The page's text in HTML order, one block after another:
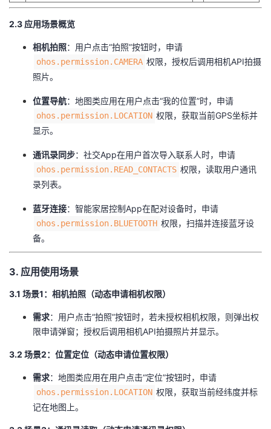
​2.3 应用场景概览​
​相机拍照​​：用户点击“拍照”按钮时，申请
ohos.permission.CAMERA 权限，授权后调用相机API拍摄
照片。
​位置导航​​：地图类应用在用户点击“我的位置”时，申请
ohos.permission.LOCATION 权限，获取当前GPS坐标并
显示。
​通讯录同步​​：社交App在用户首次导入联系人时，申请
ohos.permission.READ_CONTACTS 权限，读取用户通讯
录列表。
​蓝牙连接​​：智能家居控制App在配对设备时，申请
ohos.permission.BLUETOOTH 权限，扫描并连接蓝牙设
备。
​3. 应用使用场景​
​3.1 场景1：相机拍照（动态申请相机权限）​
​需求​​：用户点击“拍照”按钮时，若未授权相机权限，则弹出权
限申请弹窗；授权后调用相机API拍摄照片并显示。
​3.2 场景2：位置定位（动态申请位置权限）​
​需求​​：地图类应用在用户点击“定位”按钮时，申请
ohos.permission.LOCATION 权限，获取当前经纬度并标
记在地图上。